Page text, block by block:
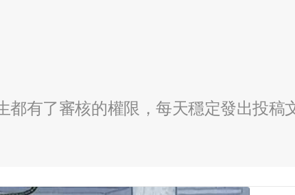
有了審核的權限，每天穩定發出投稿